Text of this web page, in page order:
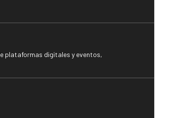
plataformas digitales y eventos,